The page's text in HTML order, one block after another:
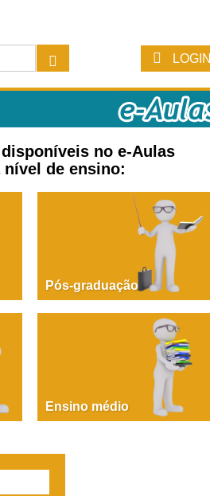
LOGIN
GIUSTINA BACCIN
partire! Aula 1 – parte 1
no e-Aulas
nível de ensino:
Pós-graduação
Ensino médio